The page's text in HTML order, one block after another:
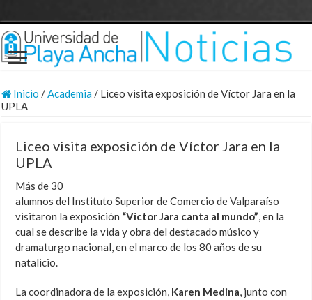
Inicio /Academia/ Liceo visita exposición de Víctor Jara en la
UPLA
Liceo visita exposición de Víctor Jara en la
UPLA
Más de 30
alumnos del Instituto Superior de Comercio de Valparaíso
visitaron la exposición “Víctor Jara canta al mundo”, en la
cual se describe la vida y obra del destacado músico y
dramaturgo nacional, en el marco de los 80 años de su
natalicio.
La coordinadora de la exposición, Karen Medina, junto con